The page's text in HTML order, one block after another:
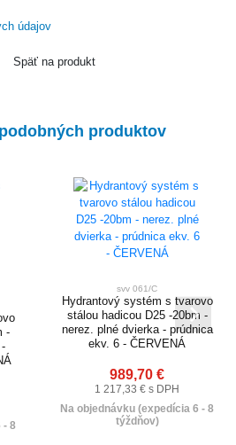
údajov
Späť na produkt
produktov
-
- 8
svv 061/C
Hydrantový systém s tvarovo
stálou hadicou D25 -20bm -
nerez. plné dvierka - prúdnica
ekv. 6 - ČERVENÁ
989,70 €
1 217,33 € s DPH
Na objednávku (expedícia 6 - 8
týždňov)